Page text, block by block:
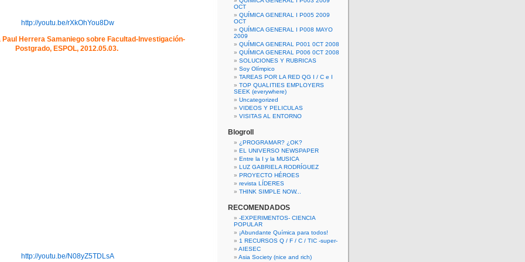
http://youtu.be/rXkOhYou8Dw
Herrera Samaniego sobre Facultad-Investigación-
Postgrado, ESPOL, 2012.05.03.
http://youtu.be/N08yZ5TDLsA
OCT
QUÍMICA GENERAL I P005 2009
OCT
QUÍMICA GENERAL I P008 MAYO
2009
QUÍMICA GENERAL P001 0CT 2008
QUÍMICA GENERAL P006 0CT 2008
SOLUCIONES Y RUBRICAS
Soy Olímpico
TAREAS POR LA RED QG I / C e I
TOP QUALITIES EMPLOYERS
SEEK (everywhere)
Uncategorized
VIDEOS Y PELICULAS
VISITAS AL ENTORNO
Blogroll
¿PROGRAMAR? ¿OK?
EL UNIVERSO NEWSPAPER
Entre la I y la MUSICA
LUZ GABRIELA RODRÍGUEZ
PROYECTO HÉROES
revista LÍDERES
THINK SIMPLE NOW...
RECOMENDADOS
-EXPERIMENTOS- CIENCIA
POPULAR
¡Abundante Química para todos!
1 RECURSOS Q / F / C / TIC -super-
AIESEC
Asia Society (nice and rich)